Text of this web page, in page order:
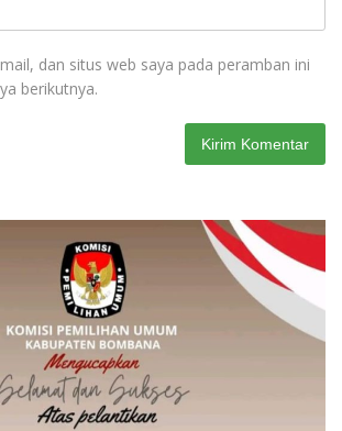
dan situs web saya pada peramban ini
berikutnya.